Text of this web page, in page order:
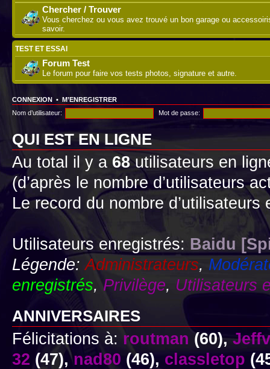
Chercher / Trouver
Vous cherchez ou vous avez trouvé un bon garage ou
savoir.
TEST ET ESSAI
Forum Test
Le forum pour faire vos tests photos, signature et autre.
CONNEXION • M’ENREGISTRER
Nom d’utilisateur:
Mot de passe:
QUI EST EN LIGNE
Au total il y a 68utilisateurs en
(d’après le nombre d’utilisateurs
Le record du nombre
Utilisateurs enregistrés: Baidu
Légende:Administrateurs,
enregistrés,Privilège, Utilisateurs
ANNIVERSAIRES
Félicitations à: routman (60),
32 (47),nad80 (46), classletop